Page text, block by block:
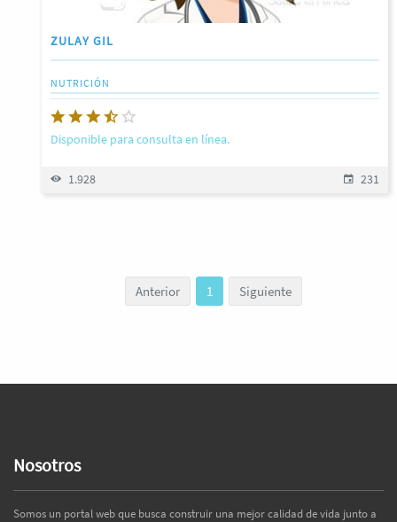
ZULAY GIL
NUTRICIÓN
Disponible para consulta en línea.
1.928 231
Anterior 1 Siguiente
Nosotros
Somos un portal web que busca construir una mejor calidad de vida junto a